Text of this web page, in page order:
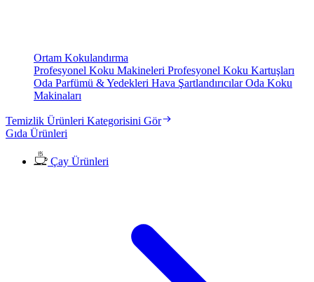
Ortam Kokulandırma
Profesyonel Koku Makineleri Profesyonel Koku Kartuşları
Oda Parfümü & Yedekleri Hava ŞartlandırıcılarOda Koku
Makinaları
Temizlik Ürünleri Kategorisini Gör
Gıda Ürünleri
Çay Ürünleri